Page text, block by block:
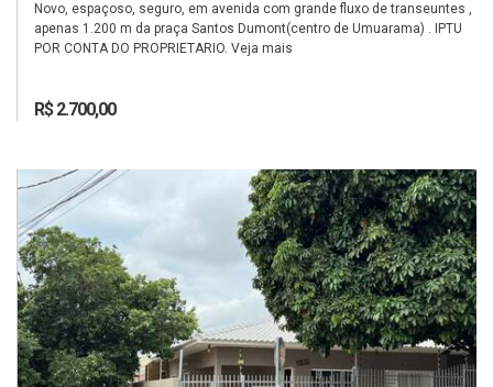
Novo, espaçoso, seguro, em avenida com grande fluxo de transeuntes ,
apenas 1.200 m da praça Santos Dumont(centro de Umuarama) . IPTU
POR CONTA DO PROPRIETARIO. Veja mais
R$ 2.700,00